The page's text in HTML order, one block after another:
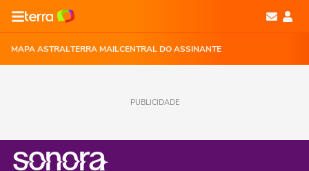
MAPA ASTRALTERRA MAILCENTRAL DO ASSINANTE
PUBLICIDADE